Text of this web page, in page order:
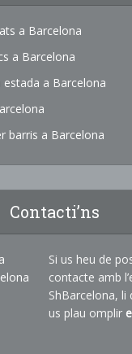
a Barcelona
a Barcelona
a Barcelona
barris a Barcelona
Contacti’ns
Si us heu de
contacte amb
ShBarcelona, li
us plau omplir